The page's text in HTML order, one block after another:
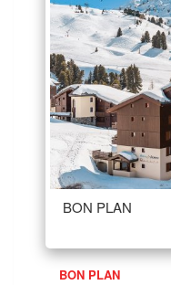
BON PLAN
BON PLAN